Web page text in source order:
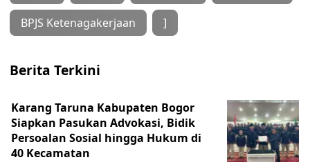
BPJS Ketenagakerjaan ]
Berita Terkini
Karang Taruna Kabupaten Bogor
Siapkan Pasukan Advokasi, Bidik
Persoalan Sosial hingga Hukum di
40 Kecamatan